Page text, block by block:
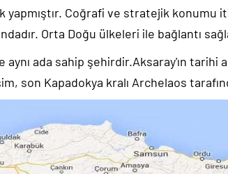
yapmıştır. Coğrafi ve stratejik konumu
Orta Doğu ülkeleri ile bağlantı
aynı ada sahip şehirdir.Aksaray'ın
son Kapadokya kralı Archelaos